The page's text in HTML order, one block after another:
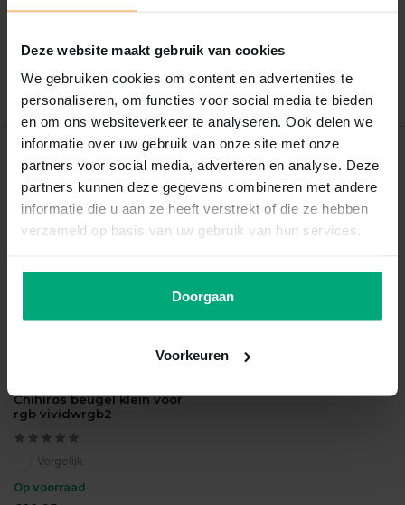
Deze website maakt gebruik van cookies
We gebruiken cookies om content en advertenties te
personaliseren, om functies voor social media te bieden
en om ons websiteverkeer te analyseren. Ook delen we
informatie over uw gebruik van onze site met onze
partners voor social media, adverteren en analyse. Deze
partners kunnen deze gegevens combineren met andere
informatie die u aan ze heeft verstrekt of die ze hebben
verzameld op basis van uw gebruik van hun services.
Doorgaan
Voorkeuren
Schrijf je eigen review
Recent bekeken
Chihiros beugel klein voor
rgb vividwrgb2
Vergelijk
Op voorraad